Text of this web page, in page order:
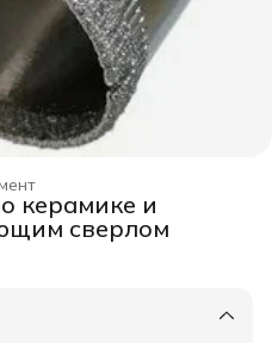
керамике и
сверлом